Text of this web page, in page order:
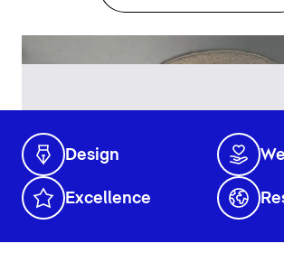
Design
Excellence